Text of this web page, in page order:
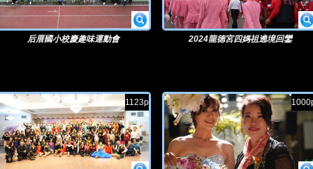
后厝國小校慶趣味運動會 2024龍德宮四媽祖遶境回鑾
1123p